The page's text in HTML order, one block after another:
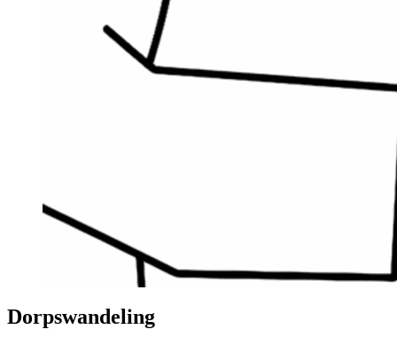
Dorpswandeling